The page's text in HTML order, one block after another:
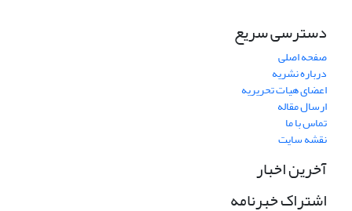
دسترسی سریع
صفحه اصلی
درباره نشریه
اعضای هیات تحریریه
ارسال مقاله
تماس با ما
نقشه سایت
آخرین اخبار
اشتراک خبرنامه